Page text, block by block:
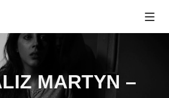
MARTYN –